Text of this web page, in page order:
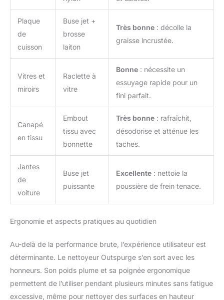
Plaque
de
cuisson
Buse jet +
brosse
laiton
Très bonne : décolle la
graisse incrustée.
Vitres et
miroirs
Raclette à
vitre
Bonne : nécessite un
essuyage rapide pour un
fini parfait.
Canapé
en tissu
Embout
tissu avec
bonnette
Très bonne : rafraîchit,
désodorise et atténue les
taches.
Jantes
de
voiture
Buse jet
puissante
Excellente : nettoie la
poussière de frein tenace.
Ergonomie et aspects pratiques au quotidien
Au-delà de la performance brute, l’expérience utilisateur est
déterminante. Le nettoyeur Outspurge s’en sort avec les
honneurs. Son poids plume et sa poignée ergonomique
permettent de l’utiliser pendant plusieurs minutes sans fatigue
excessive, même pour nettoyer des surfaces en hauteur